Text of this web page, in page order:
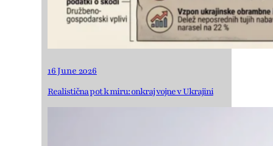
16 June 2026
Realistična pot k miru: onkraj vojne v Ukrajini